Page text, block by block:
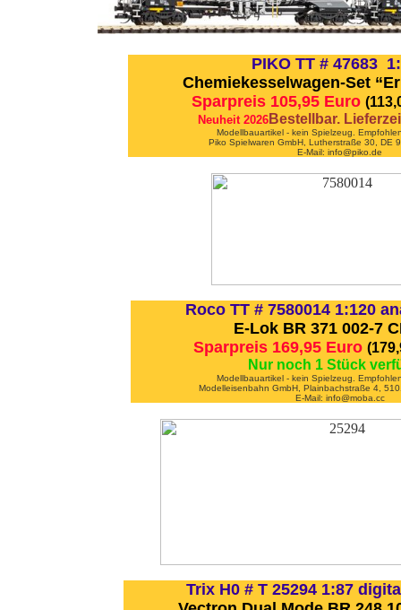
PIKO TT # 47683
Chemiekesselwagen-Set
Sparpreis 105,95 Euro
Neuheit 2026Bestellbar.
Modellbauartikel - kein Spielzeug.
Piko Spielwaren GmbH, Lutherstraße 30, DE
E-Mail: info@piko.de
Roco TT # 7580014 1:120
E-Lok BR 371 002-7
Sparpreis 169,95 Euro
Nur noch 1 Stück
Modellbauartikel - kein Spielzeug.
Modelleisenbahn GmbH, Plainbachstraße 4,
E-Mail: info@moba.cc
Trix H0 # T 25294 1:87